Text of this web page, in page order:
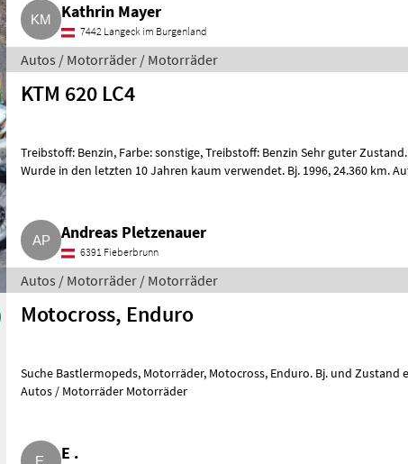
Kathrin Mayer
7442 Langeck im Burgenland
Autos / Motorräder / Motorräder
KTM 620 LC4
Treibstoff: Benzin, Farbe: sonstige, Treibstoff: Benzin Sehr guter Zustand.
Wurde in den letzten 10 Jahren kaum verwendet. Bj. 1996, 24.360 km. Autos /
Andreas Pletzenauer
6391 Fieberbrunn
Autos / Motorräder / Motorräder
Motocross, Enduro
Suche Bastlermopeds, Motorräder, Motocross, Enduro. Bj. und Zustand egal.
Autos / Motorräder Motorräder
E .